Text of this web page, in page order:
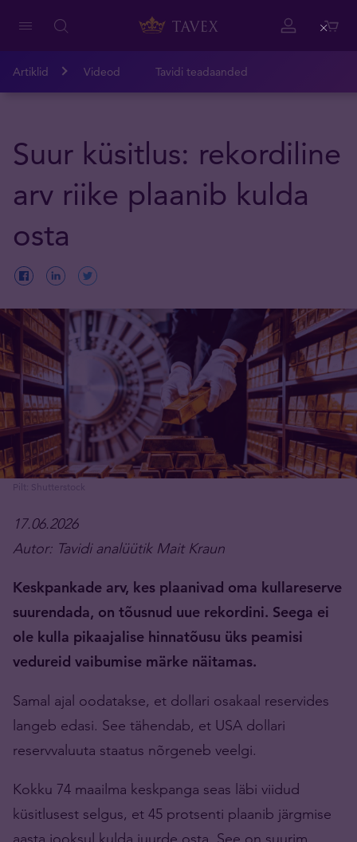
Artiklid Videod Tavidi teadaanded
Suur küsitlus: rekordiline
arv riike plaanib kulda
osta
Pilt: Shutterstock
17.06.2026
Autor: Tavidi analüütik Mait Kraun
Keskpankade arv, kes plaanivad oma kullareserve
suurendada, on tõusnud uue rekordini. Seega ei
ole kulla pikaajalise hinnatõusu üks peamisi
vedureid vaibumise märke näitamas.
Samal ajal oodatakse, et dollari osakaal reservides
langeb edasi. See tähendab, et USA dollari
reservvaluuta staatus nõrgeneb veelgi.
Kokku 74 maailma keskpanga seas läbi viidud
küsitlusest selgus, et 45 protsenti plaanib järgmise
Close